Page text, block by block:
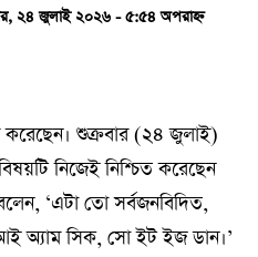
২৪ জুলাই ২০২৬ - ৫:৫৪ অপরাহ্ন
করেছেন। শুক্রবার (২৪ জুলাই)
নিজেই নিশ্চিত করেছেন
‘এটা তো সর্বজনবিদিত,
অ্যাম সিক, সো ইট ইজ ডান।’